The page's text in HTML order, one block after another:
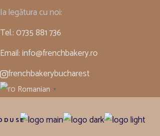
Ia legătura cu noi:
Tel.: 0735 881 736
Email: info@frenchbakery.ro
frenchbakerybucharest
Romanian ▼